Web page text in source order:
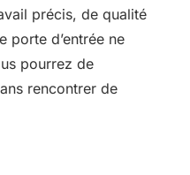
précis, de qualité
porte d’entrée ne
pourrez de
rencontrer de